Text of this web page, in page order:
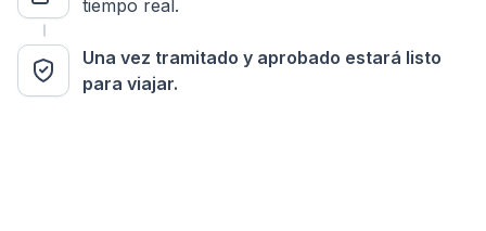
tiempo real.
Una vez tramitado y aprobado estará listo
para viajar.